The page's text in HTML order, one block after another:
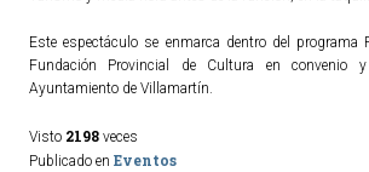
Este espectáculo se enmarca dentro del programa
Fundación Provincial de Cultura en convenio
Ayuntamiento de Villamartín.
Visto 2198 veces
Publicado en Eventos